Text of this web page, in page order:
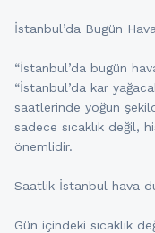
İstanbul’da Bugün
“İstanbul’da bugün
“İstanbul’da kar
saatlerinde yoğun
sadece sıcaklık değil,
önemlidir.
Saatlik İstanbul hava
Gün içindeki sıcaklık